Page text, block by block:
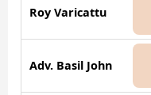
Roy Varicattu
Adv. Basil John